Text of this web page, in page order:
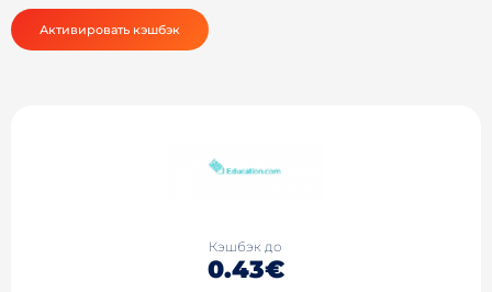
Активировать кэшбэк
Кэшбэк до
0.43€